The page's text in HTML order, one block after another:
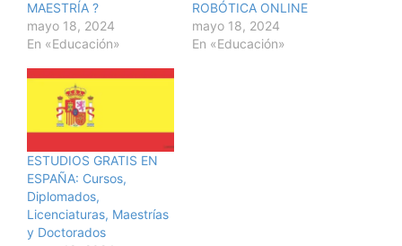
MAESTRÍA ?
mayo 18, 2024
En «Educación»
ROBÓTICA ONLINE
mayo 18, 2024
En «Educación»
ESTUDIOS GRATIS EN
ESPAÑA: Cursos,
Diplomados,
Licenciaturas, Maestrías
y Doctorados